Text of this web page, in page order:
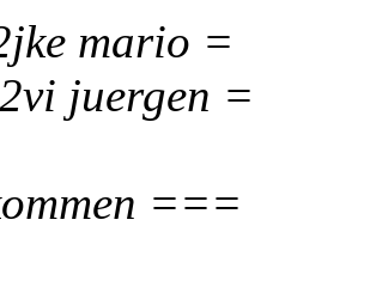
mario =
juergen =
===